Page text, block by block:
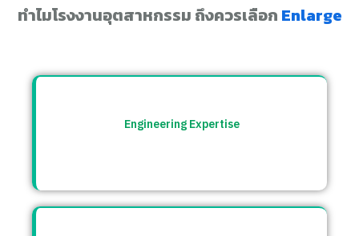
ทำไมโรงงานอุตสาหกรรม ถึงควรเลือก Enlarge
Engineering Expertise